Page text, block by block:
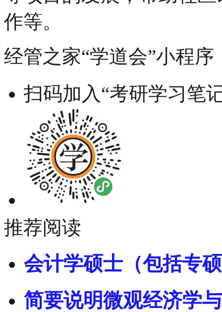
作等。
经管之家“学道会”小程序
扫码加入“考研学习笔
推荐阅读
会计学硕士（包括专
简要说明微观经济学